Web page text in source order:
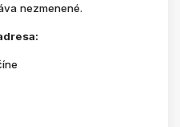
nezmenené.